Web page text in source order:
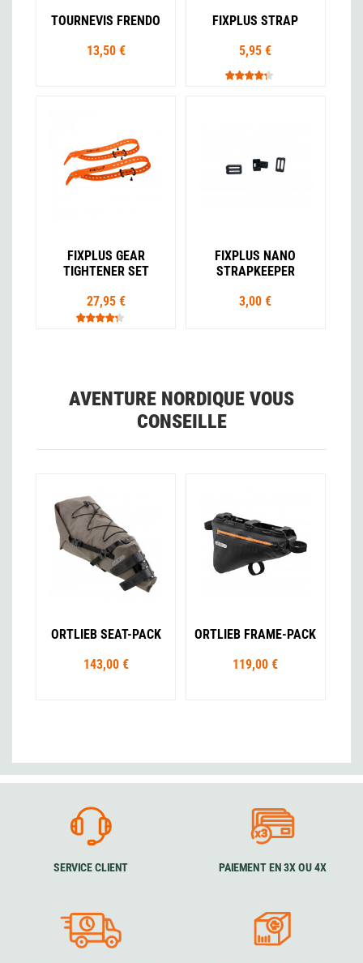
TOURNEVIS FRENDO
13,50 €
FIXPLUS STRAP
5,95 €
FIXPLUS GEAR
TIGHTENER SET
27,95 €
FIXPLUS NANO
STRAPKEEPER
3,00 €
AVENTURE NORDIQUE VOUS
CONSEILLE
ORTLIEB SEAT-PACK
143,00 €
ORTLIEB FRAME-PACK
119,00 €
SERVICE CLIENT PAIEMENT EN 3X OU 4X